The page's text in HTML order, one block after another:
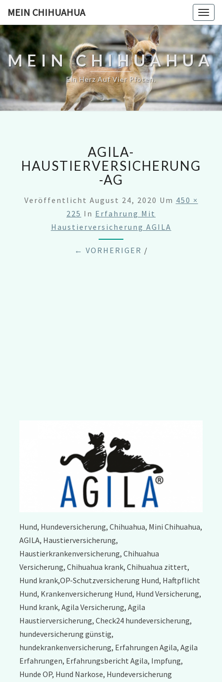
MEIN CHIHUAHUA
MEIN CHIHUAHUA
Ein Herz Auf Vier Pfoten.
AGILA-
HAUSTIERVERSICHERUNG
-AG
Veröffentlicht August 24, 2020 Um 450 ×
225 In Erfahrung Mit
Haustierversicherung AGILA
← VORHERIGER /
Hund, Hundeversicherung, Chihuahua, Mini Chihuahua,
AGILA, Haustierversicherung,
Haustierkrankenversicherung, Chihuahua
Versicherung, Chihuahua krank, Chihuahua zittert,
Hund krank,OP-Schutzversicherung Hund, Haftpflicht
Hund, Krankenversicherung Hund, Hund Versicherung,
Hund krank, Agila Versicherung, Agila
Haustierversicherung, Check24 hundeversicherung,
hundeversicherung günstig,
hundekrankenversicherung, Erfahrungen Agila, Agila
Erfahrungen, Erfahrungsbericht Agila, Impfung,
Hunde OP, Hund Narkose, Hundeversicherung